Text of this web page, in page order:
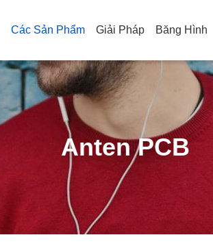
Các Sản Phẩm Giải Pháp Băng Hình
Anten PCB